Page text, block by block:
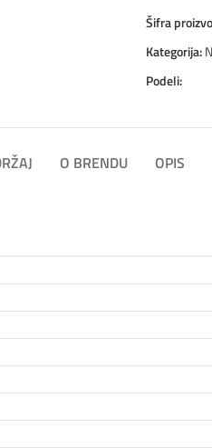
Šifra
Kategorija:
Podeli:
O BRENDU OPIS